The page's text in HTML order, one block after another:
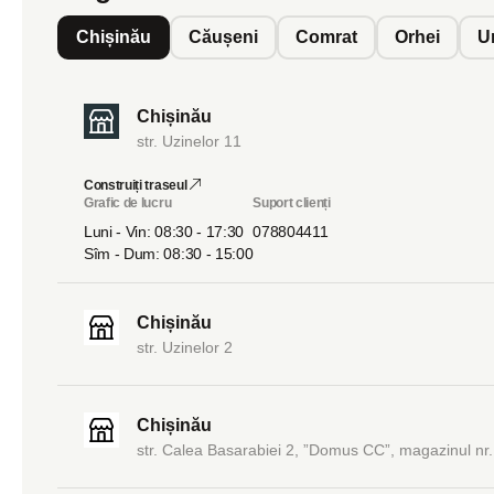
Chișinău Căușeni Comrat Orhei
Chișinău
str. Uzinelor 11
Construiți traseul
Grafic de lucru
Luni - Vin: 08:30 - 17:30
Sîm - Dum: 08:30 - 15:00
Suport clienți
078804411
Chișinău
str. Uzinelor 2
Chișinău
str. Calea Basarabiei 2, ”Domus CC”, magazinul